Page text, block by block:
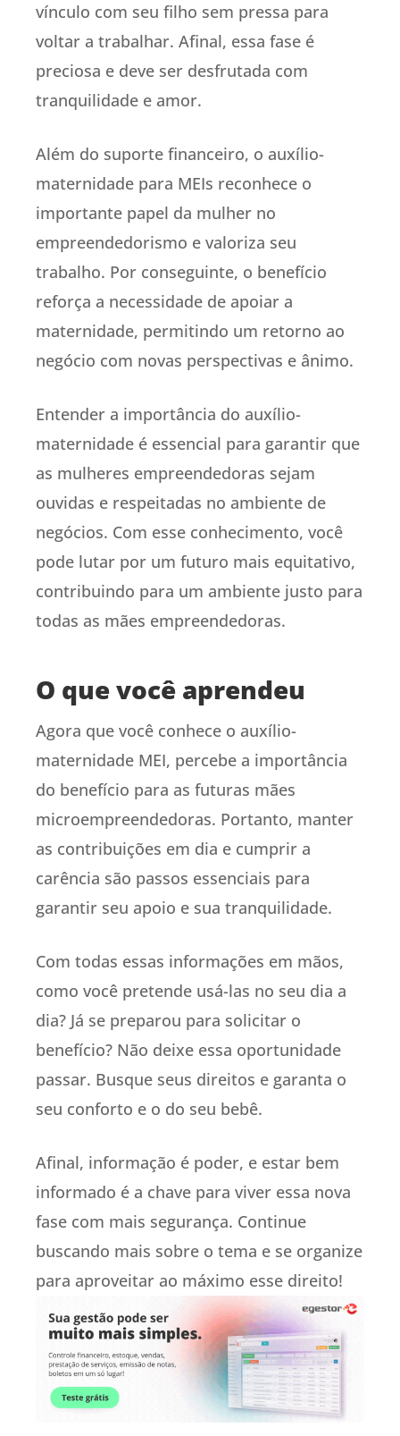
vínculo com seu filho sem pressa para
voltar a trabalhar. Afinal, essa fase é
preciosa e deve ser desfrutada com
tranquilidade e amor.
Além do suporte financeiro, o auxílio-
maternidade para MEIs reconhece o
importante papel da mulher no
empreendedorismo e valoriza seu
trabalho. Por conseguinte, o benefício
reforça a necessidade de apoiar a
maternidade, permitindo um retorno ao
negócio com novas perspectivas e ânimo.
Entender a importância do auxílio-
maternidade é essencial para garantir que
as mulheres empreendedoras sejam
ouvidas e respeitadas no ambiente de
negócios. Com esse conhecimento, você
pode lutar por um futuro mais equitativo,
contribuindo para um ambiente justo para
todas as mães empreendedoras.
O que você aprendeu
Agora que você conhece o auxílio-
maternidade MEI, percebe a importância
do benefício para as futuras mães
microempreendedoras. Portanto, manter
as contribuições em dia e cumprir a
carência são passos essenciais para
garantir seu apoio e sua tranquilidade.
Com todas essas informações em mãos,
como você pretende usá-las no seu dia a
dia? Já se preparou para solicitar o
benefício? Não deixe essa oportunidade
passar. Busque seus direitos e garanta o
seu conforto e o do seu bebê.
Afinal, informação é poder, e estar bem
informado é a chave para viver essa nova
fase com mais segurança. Continue
buscando mais sobre o tema e se organize
para aproveitar ao máximo esse direito!